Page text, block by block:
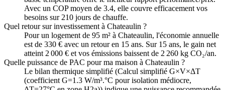
Avec un COP moyen de 3.4, elle couvre efficacement vos
besoins sur 210 jours de chauffe.
Quel retour sur investissement à Chateaulin ?
Pour un logement de 95 m² à Chateaulin, l'économie annuelle
est de 330 € avec un retour en 15 ans. Sur 15 ans, le gain net
atteint 2 000 € et vos émissions baissent de 2 260 kg CO₂/an.
Quelle puissance de PAC pour ma maison à Chateaulin ?
Le bilan thermique simplifié (Calcul simplifié G×V×ΔT
(coefficient G=1.3 W/m³.°C pour isolation médiocre,